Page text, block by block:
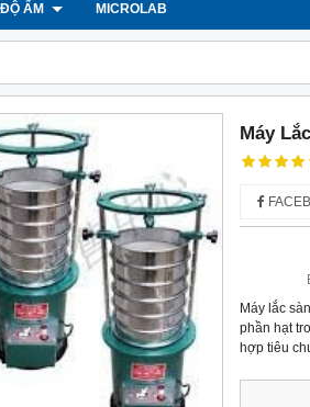
ẨM MICROLAB
Máy
Máy lắc
phần hạt
hợp tiêu